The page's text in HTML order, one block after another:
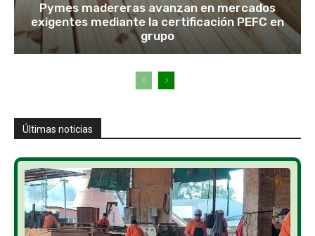
Pymes madereras avanzan en mercados
exigentes mediante la certificación PEFC en
grupo
Últimas noticias